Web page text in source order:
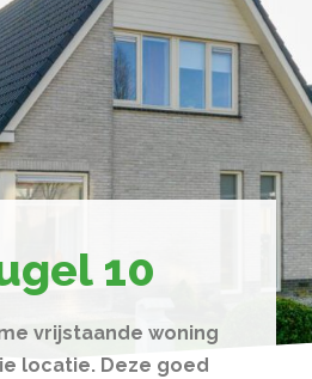
10
vrijstaande woning
locatie. Deze goed